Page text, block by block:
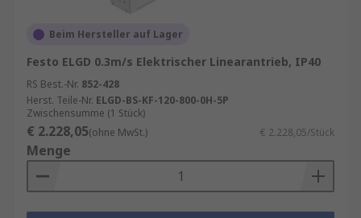
Beim Hersteller auf Lager
Festo ELGD 0.3m/s Elektrischer Linearantrieb, IP40
RS Best.-Nr. 852-428
Herst. Teile-Nr. ELGD-BS-KF-120-800-0H-5P
Zwischensumme (1 Stück)
€ 2.228,05(ohne MwSt.) € 2.228,05/Stück
Menge